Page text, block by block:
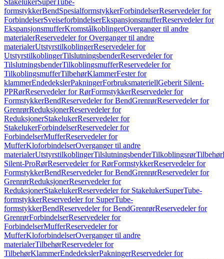
StakelukerSuperTube-
formstykkerBendSpesialformstykkerForbindelserReservedeler for
ForbindelserSveiseforbindelserEkspansjonsmufferReservedeler for
EkspansjonsmufferKromstålkoblingerOverganger til andre
materialerReservedeler for Overganger til andre
materialerUtstyrstilkoblingerReservedeler for
UtstyrstilkoblingerTilslutningsbenderReservedeler for
TilslutningsbenderTilkoblingsmufferReservedeler for
TilkoblingsmufferTilbehørKlammerFester for
klammerEndedekslerPakningerForbruksmateriellGeberit Silent-
PPRørReservedeler for RørFormstykkerReservedeler for
FormstykkerBendReservedeler for BendGrenrørReservedeler for
GrenrørReduksjonerReservedeler for
ReduksjonerStakelukerReservedeler for
StakelukerForbindelserReservedeler for
ForbindelserMufferReservedeler for
MufferKloforbindelserOverganger til andre
materialerUtstyrstilkoblingerTilslutningsbenderTilkoblingsrørTilbehør
Silent-ProRørReservedeler for RørFormstykkerReservedeler for
FormstykkerBendReservedeler for BendGrenrørReservedeler for
GrenrørReduksjonerReservedeler for
ReduksjonerStakelukerReservedeler for StakelukerSuperTube-
formstykkerReservedeler for SuperTube-
formstykkerBendReservedeler for BendGrenrørReservedeler for
GrenrørForbindelserReservedeler for
ForbindelserMufferReservedeler for
MufferKloforbindelserOverganger til andre
materialerTilbehørReservedeler for
TilbehørKlammerEndedekslerPakningerReservedeler for